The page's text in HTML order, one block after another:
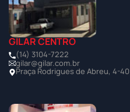
GILAR CENTRO
(14) 3104-7222
gilar@gilar.com.br
Praça Rodrigues de Abreu, 4-40